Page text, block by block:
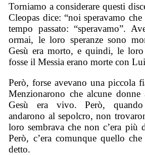
Torniamo a considerare questi
Cleopas dice: “noi speravamo
tempo passato: “speravamo”.
ormai, le loro speranze sono
Gesù era morto, e quindi, le loro
fosse il Messia erano morte con
Però, forse avevano una piccola
Menzionarono che alcune donne
Gesù era vivo. Però,
andarono al sepolcro, non
loro sembrava che non c’era più
Però, c’era comunque quello
detto.